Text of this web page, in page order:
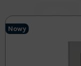
Nowy